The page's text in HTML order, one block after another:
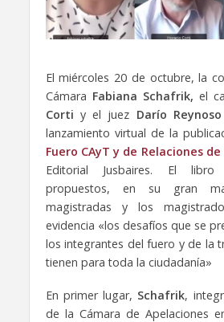
El miércoles 20 de octubre, la
Cámara Fabiana Schafrik, el
Corti y el juez Darío Reynoso
lanzamiento virtual de la
Fuero CAyT y de Relaciones de
Editorial Jusbaires. El
propuestos, en su gran
magistradas y los
evidencia «los desafíos que se
los integrantes del fuero y de la
tienen para toda la ciudadanía»
En primer lugar, Schafrik,
de la Cámara de Apelaciones